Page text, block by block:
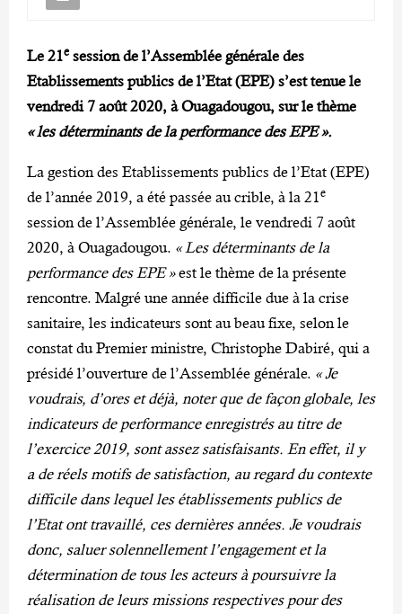
Le 21e session de l’Assemblée générale des
Etablissements publics de l’Etat (EPE) s’est tenue le
vendredi 7 août 2020, à Ouagadougou, sur le thème
« les déterminants de la performance des EPE ».
La gestion des Etablissements publics de l’Etat (EPE)
de l’année 2019, a été passée au crible, à la 21e
session de l’Assemblée générale, le vendredi 7 août
2020, à Ouagadougou. « Les déterminants de la
performance des EPE »est le thème de la présente
rencontre. Malgré une année difficile due à la crise
sanitaire, les indicateurs sont au beau fixe, selon le
constat du Premier ministre, Christophe Dabiré, qui a
présidé l’ouverture de l’Assemblée générale. « Je
voudrais, d’ores et déjà, noter que de façon globale, les
indicateurs de performance enregistrés au titre de
l’exercice 2019, sont assez satisfaisants. En effet, il y
a de réels motifs de satisfaction, au regard du contexte
difficile dans lequel les établissements publics de
l’Etat ont travaillé, ces dernières années. Je voudrais
donc, saluer solennellement l’engagement et la
détermination de tous les acteurs à poursuivre la
réalisation de leurs missions respectives pour des